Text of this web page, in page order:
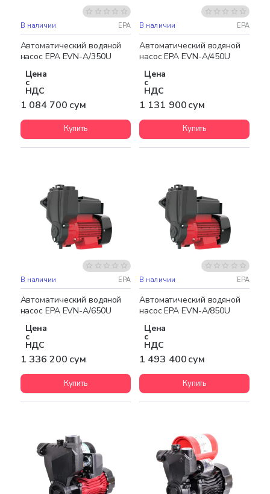
Бесплатная доставка
В наличии EPA
Автоматический водяной
насос EPA EVN-A/350U
Цена
с
НДС
1 084 700 сум
Купить
Бесплатная доставка
В наличии EPA
Автоматический водяной
насос EPA EVN-A/450U
Цена
с
НДС
1 131 900 сум
Купить
Бесплатная доставка
В наличии EPA
Автоматический водяной
насос EPA EVN-A/650U
Цена
с
НДС
1 336 200 сум
Купить
Бесплатная доставка
В наличии EPA
Автоматический водяной
насос EPA EVN-A/850U
Цена
с
НДС
1 493 400 сум
Купить